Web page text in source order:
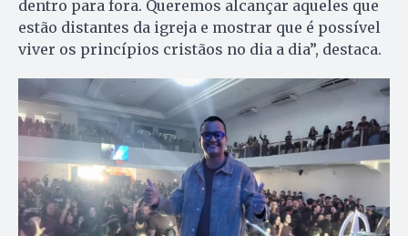
dentro para fora. Queremos alcançar aqueles que
estão distantes da igreja e mostrar que é possível
viver os princípios cristãos no dia a dia”, destaca.